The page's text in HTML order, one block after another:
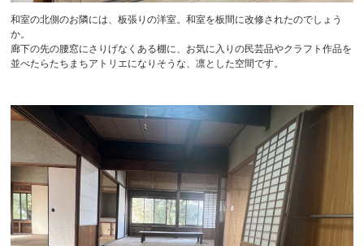
和室の北側のお隣には、板張りの洋室。和室を板間に改修されたのでしょう
か。
廊下の先の腰窓にさりげなくある棚に、お気に入りの民芸品やクラフト作品を
並べたらたちまちアトリエになりそうな、凛とした空間です。